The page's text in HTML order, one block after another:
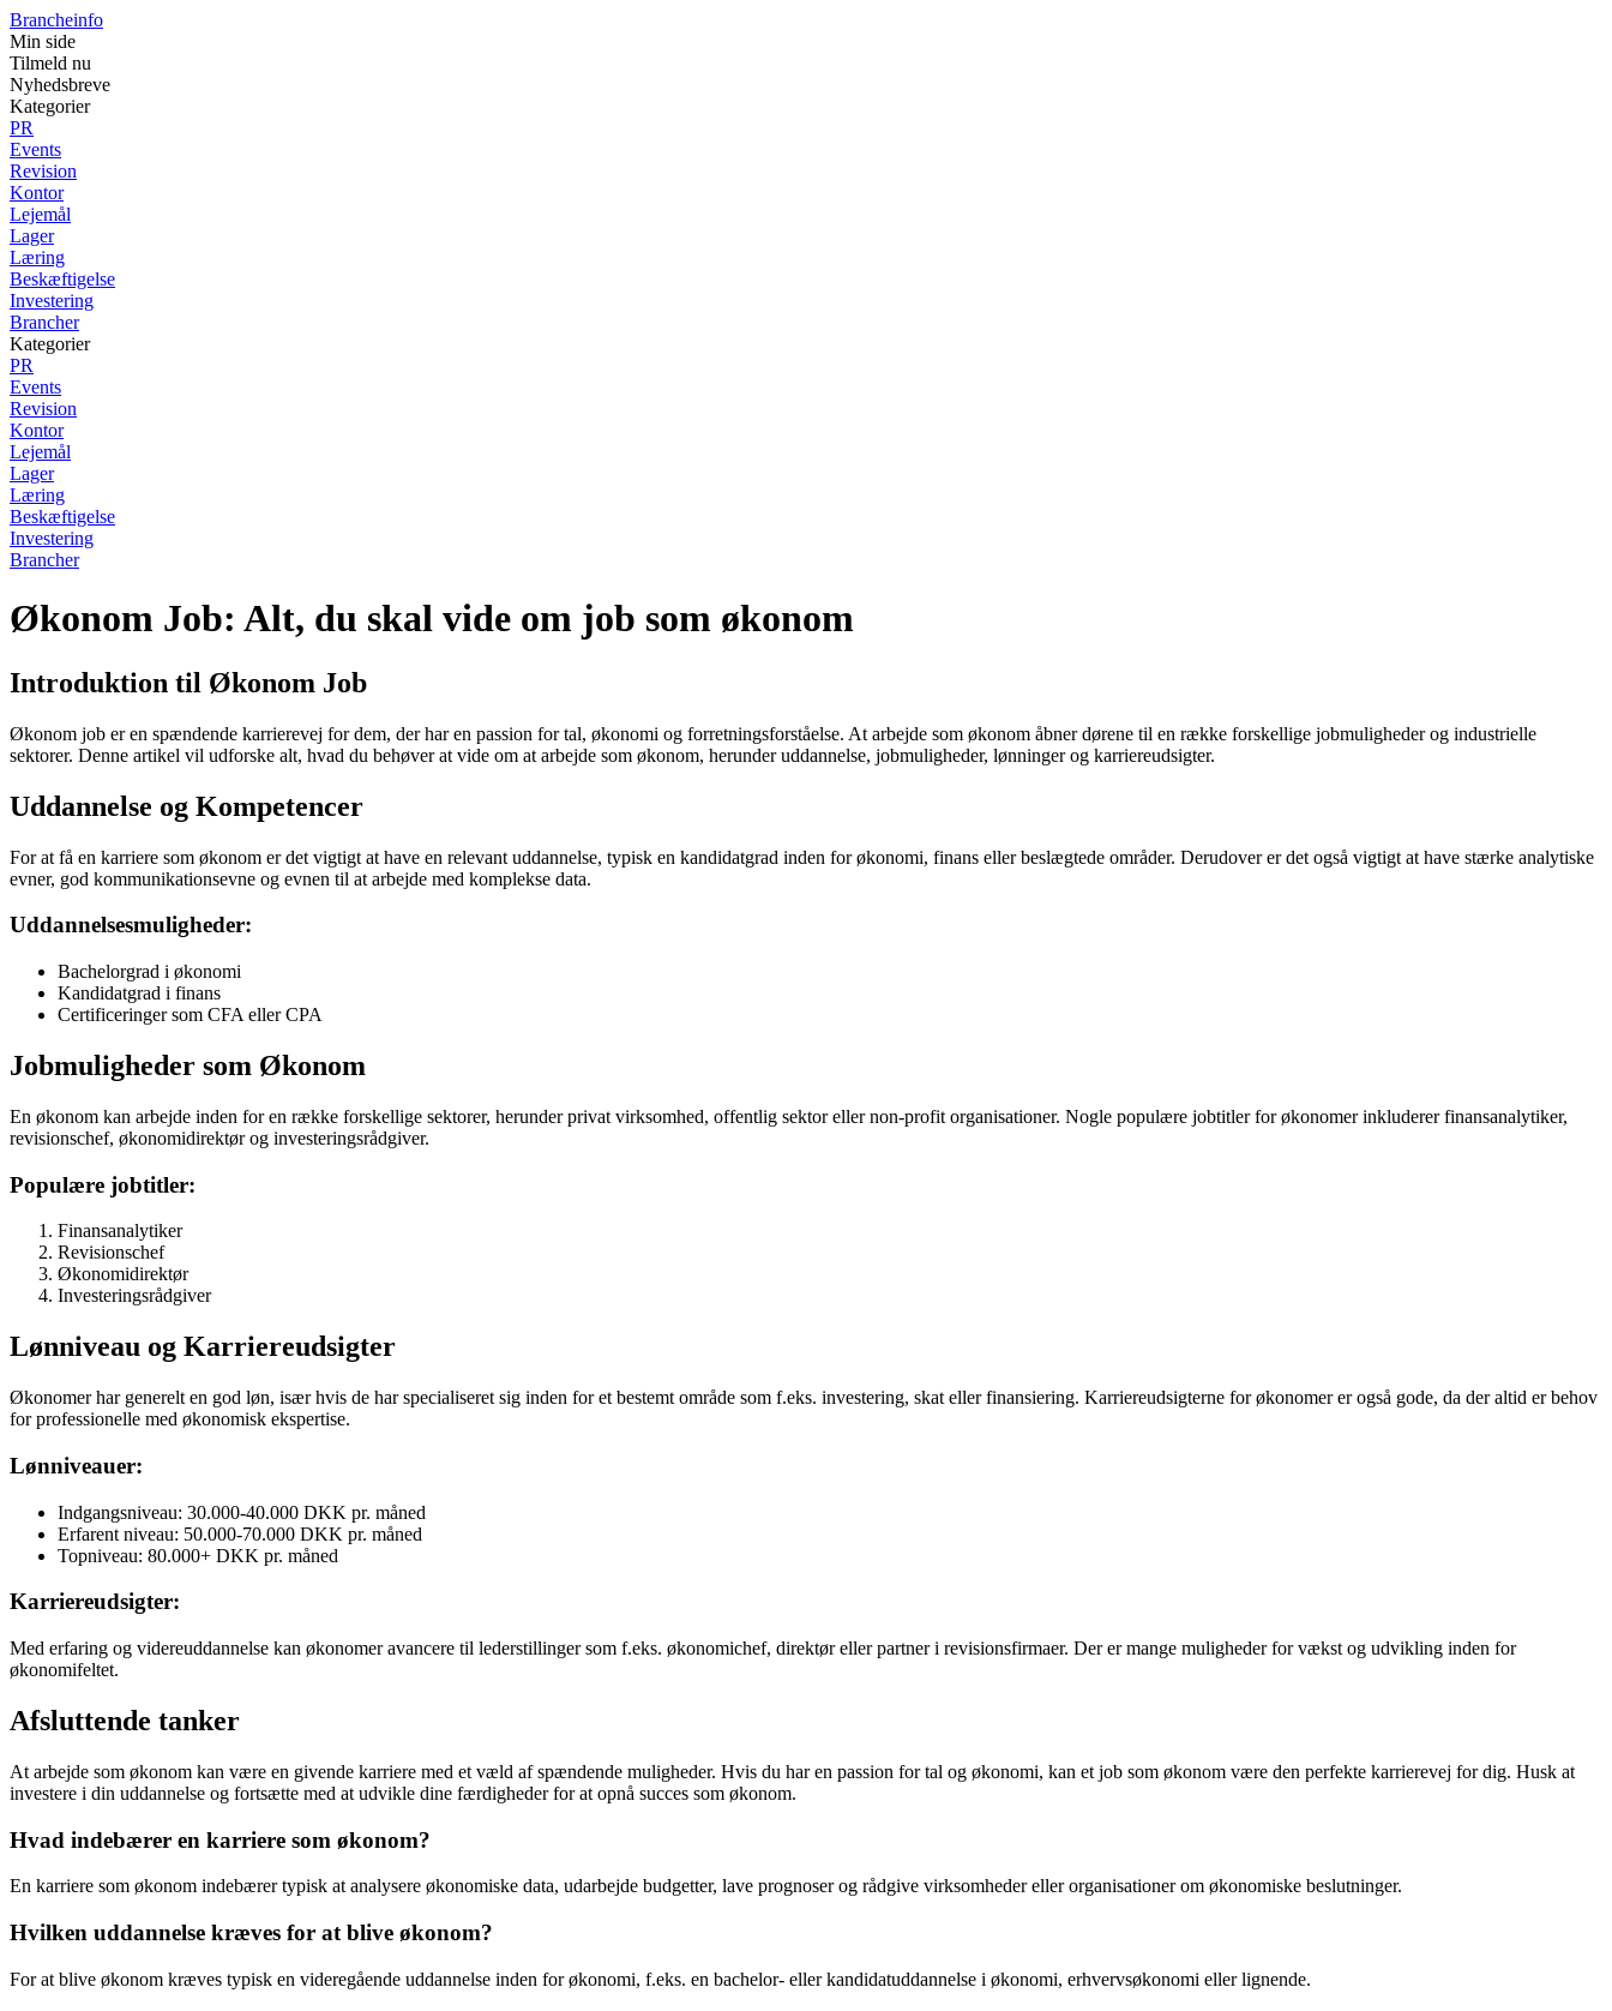
Brancheinfo
Min side
Tilmeld nu
Nyhedsbreve
Kategorier
PR
Events
Revision
Kontor
Lejemål
Lager
Læring
Beskæftigelse
Investering
Brancher
Kategorier
PR
Events
Revision
Kontor
Lejemål
Lager
Læring
Beskæftigelse
Investering
Brancher
Økonom Job: Alt, du skal vide om job som økonom
Introduktion til Økonom Job
Økonom job er en spændende karrierevej for dem, der har en passion for tal, økonomi og forretningsforståelse. At arbejde som økonom åbner dørene til en række forskellige jobmuligheder og industrielle
sektorer. Denne artikel vil udforske alt, hvad du behøver at vide om at arbejde som økonom, herunder uddannelse, jobmuligheder, lønninger og karriereudsigter.
Uddannelse og Kompetencer
For at få en karriere som økonom er det vigtigt at have en relevant uddannelse, typisk en kandidatgrad inden for økonomi, finans eller beslægtede områder. Derudover er det også vigtigt at have stærke analytiske
evner, god kommunikationsevne og evnen til at arbejde med komplekse data.
Uddannelsesmuligheder:
Bachelorgrad i økonomi
Kandidatgrad i finans
Certificeringer som CFA eller CPA
Jobmuligheder som Økonom
En økonom kan arbejde inden for en række forskellige sektorer, herunder privat virksomhed, offentlig sektor eller non-profit organisationer. Nogle populære jobtitler for økonomer inkluderer finansanalytiker,
revisionschef, økonomidirektør og investeringsrådgiver.
Populære jobtitler:
Finansanalytiker
Revisionschef
Økonomidirektør
Investeringsrådgiver
Lønniveau og Karriereudsigter
Økonomer har generelt en god løn, især hvis de har specialiseret sig inden for et bestemt område som f.eks. investering, skat eller finansiering. Karriereudsigterne for økonomer er også gode, da der altid er behov
for professionelle med økonomisk ekspertise.
Lønniveauer:
Indgangsniveau: 30.000-40.000 DKK pr. måned
Erfarent niveau: 50.000-70.000 DKK pr. måned
Topniveau: 80.000+ DKK pr. måned
Karriereudsigter:
Med erfaring og videreuddannelse kan økonomer avancere til lederstillinger som f.eks. økonomichef, direktør eller partner i revisionsfirmaer. Der er mange muligheder for vækst og udvikling inden for
økonomifeltet.
Afsluttende tanker
At arbejde som økonom kan være en givende karriere med et væld af spændende muligheder. Hvis du har en passion for tal og økonomi, kan et job som økonom være den perfekte karrierevej for dig. Husk at
investere i din uddannelse og fortsætte med at udvikle dine færdigheder for at opnå succes som økonom.
Hvad indebærer en karriere som økonom?
En karriere som økonom indebærer typisk at analysere økonomiske data, udarbejde budgetter, lave prognoser og rådgive virksomheder eller organisationer om økonomiske beslutninger.
Hvilken uddannelse kræves for at blive økonom?
For at blive økonom kræves typisk en videregående uddannelse inden for økonomi, f.eks. en bachelor- eller kandidatuddannelse i økonomi, erhvervsøkonomi eller lignende.